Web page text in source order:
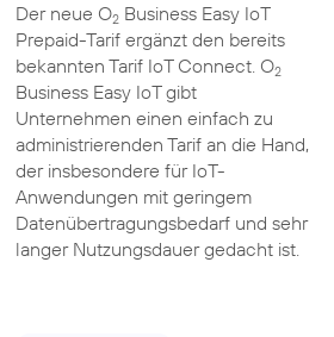
Der neue O2Business Easy IoT
Prepaid-Tarif ergänzt den bereits
bekannten Tarif IoT Connect. O2
Business Easy IoT gibt
Unternehmen einen einfach zu
administrierenden Tarif an die Hand,
der insbesondere für IoT-
Anwendungen mit geringem
Datenübertragungsbedarf und sehr
langer Nutzungsdauer gedacht ist.